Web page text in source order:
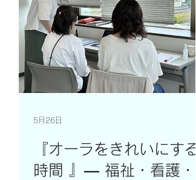
『オーラをきれいにする
時間 』― 福祉・看護・
5月26日